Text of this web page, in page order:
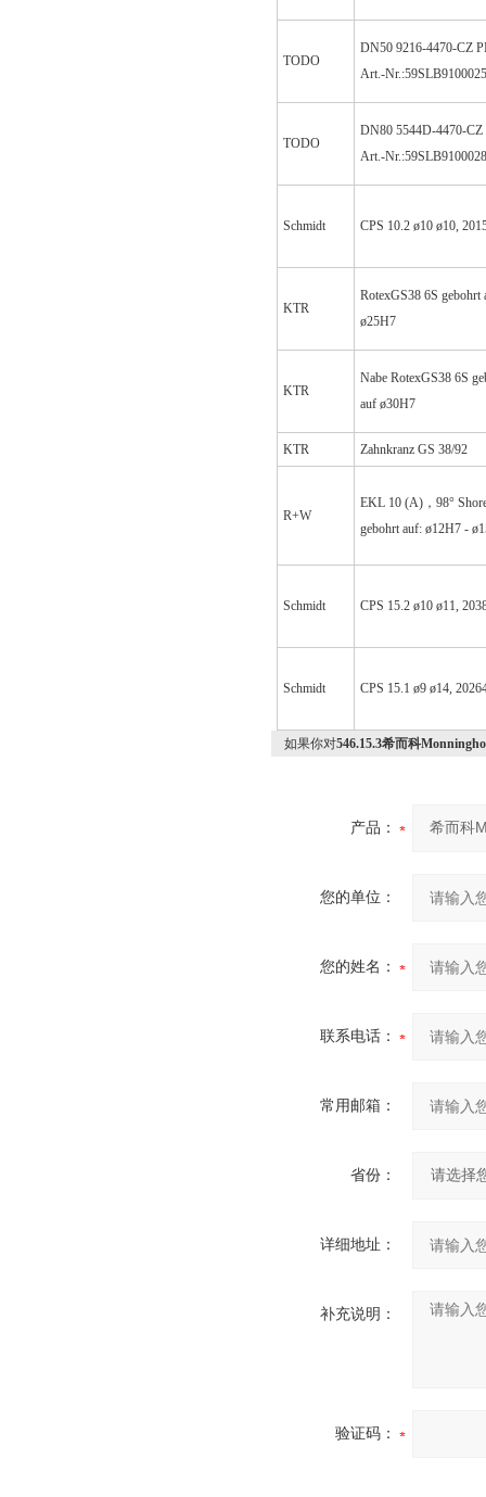
TODO
DN50 9216-4470-CZ
Art.-
TODO
DN80 5544D-4470-CZ
Art.-
Schmidt CPS 10.2 ø10 ø10,
KTR
RotexGS38 6S gebohrt
ø25H7
KTR
Nabe RotexGS38 6S
auf ø30H7
KTR Zahnkranz GS 38/92
R+W
EKL 10 (A)，98°
gebohrt auf: ø12H7 -
Schmidt CPS 15.2 ø10 ø11,
Schmidt CPS 15.1 ø9 ø14,
如果你对546.15.3希而科
产品：
您的单位：
您的姓名：
联系电话：
常用邮箱：
省份：
详细地址：
补充说明：
验证码：